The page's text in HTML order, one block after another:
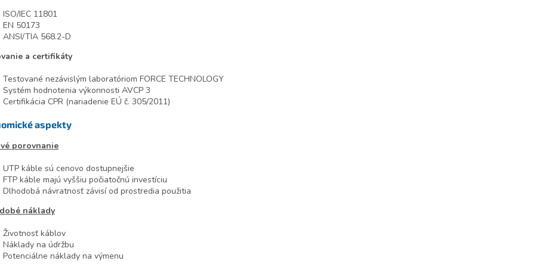
ISO/IEC 11801
EN 50173
ANSI/TIA 568.2-D
a certifikáty
Testované nezávislým laboratóriom FORCE TECHNOLOGY
Systém hodnotenia výkonnosti AVCP 3
Certifikácia CPR (nariadenie EÚ č. 305/2011)
aspekty
porovnanie
UTP káble sú cenovo dostupnejšie
FTP káble majú vyššiu počiatočnú investíciu
Dlhodobá návratnosť závisí od prostredia použitia
náklady
Životnosť káblov
Náklady na údržbu
Potenciálne náklady na výmenu